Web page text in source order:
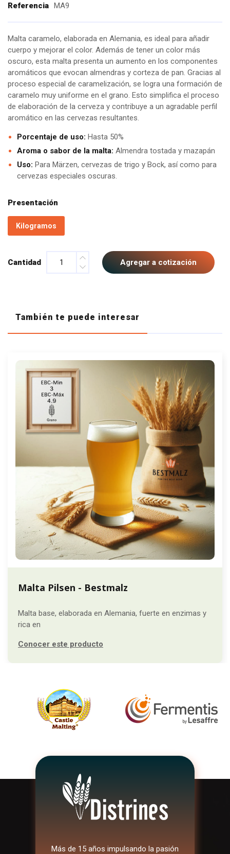
Referencia MA9
Malta caramelo, elaborada en Alemania, es ideal para añadir
cuerpo y mejorar el color. Además de tener un color más
oscuro, esta malta presenta un aumento en los componentes
aromáticos que evocan almendras y corteza de pan. Gracias al
proceso especial de caramelización, se logra una formación de
caramelo muy uniforme en el grano. Esto simplifica el proceso
de elaboración de la cerveza y contribuye a un agradable perfil
aromático en las cervezas resultantes.
Porcentaje de uso: Hasta 50%
Aroma o sabor de la malta: Almendra tostada y mazapán
Uso: Para Märzen, cervezas de trigo y Bock, así como para
cervezas especiales oscuras.
Presentación
Kilogramos
Cantidad Agregar a cotización
También te puede interesar
Malta Pilsen - Bestmalz
Malta base, elaborada en Alemania, fuerte en enzimas y
rica en
Conocer este producto
Más de 15 años impulsando la pasión